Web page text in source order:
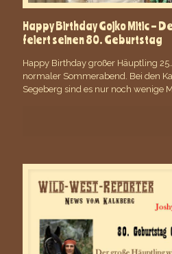
Happy Birthday Gojko Mitic –
feiert seinen 80. Geburtstag
Happy Birthday großer Häuptling
normaler Sommerabend. Bei den
Segeberg sind es nur noch wenige